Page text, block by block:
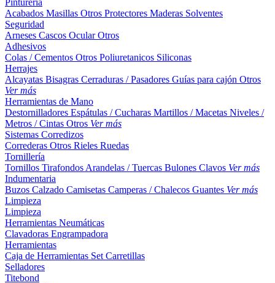
Pinturería
Acabados Masillas Otros Protectores Maderas Solventes
Seguridad
Arneses Cascos OcularOtros
Adhesivos
Colas / Cementos Otros Poliuretanicos Siliconas
Herrajes
Alcayatas Bisagras Cerraduras / Pasadores Guías para cajón Otros
Ver más
Herramientas de Mano
Destornilladores Espátulas / Cucharas Martillos / Macetas Niveles /
Metros / Cintas Otros Ver más
Sistemas Corredizos
Correderas Otros Rieles Ruedas
Tornillería
Tornillos Tirafondos Arandelas / Tuercas Bulones Clavos Ver más
Indumentaria
Buzos Calzado Camisetas Camperas / Chalecos Guantes Ver más
Limpieza
Limpieza
Herramientas Neumáticas
Clavadoras Engrampadora
Herramientas
Caja de Herramientas Set Carretillas
Selladores
Titebond